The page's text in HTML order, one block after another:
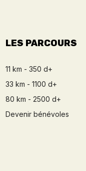
LES PARCOURS
11 km - 350 d+
33 km - 1100 d+
80 km - 2500 d+
Devenir bénévoles